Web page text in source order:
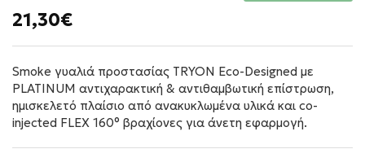
21,30€
Smoke γυαλιά προστασίας TRYON Eco-Designed με
PLATINUM αντιχαρακτική & αντιθαμβωτική επίστρωση,
ημισκελετό πλαίσιο από ανακυκλωμένα υλικά και co-
injected FLEX 160° βραχίονες για άνετη εφαρμογή.